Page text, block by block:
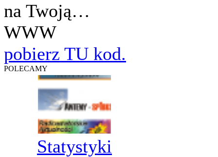
na Twoją…
WWW
pobierz TU kod.
POLECAMY
Statystyki